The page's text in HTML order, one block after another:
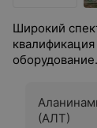
Широкий
оборудование.
(АЛТ)